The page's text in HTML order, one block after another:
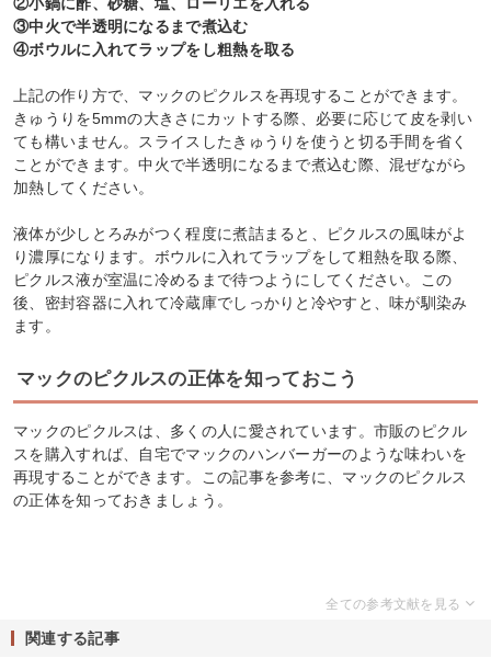
③中火で半透明になるまで煮込む
④ボウルに入れてラップをし粗熱を取る
上記の作り方で、マックのピクルスを再現することができます。
きゅうりを5mmの大きさにカットする際、必要に応じて皮を剥い
ても構いません。スライスしたきゅうりを使うと切る手間を省く
ことができます。中火で半透明になるまで煮込む際、混ぜながら
加熱してください。
液体が少しとろみがつく程度に煮詰まると、ピクルスの風味がよ
り濃厚になります。ボウルに入れてラップをして粗熱を取る際、
ピクルス液が室温に冷めるまで待つようにしてください。この
後、密封容器に入れて冷蔵庫でしっかりと冷やすと、味が馴染み
ます。
マックのピクルスの正体を知っておこう
マックのピクルスは、多くの人に愛されています。市販のピクル
スを購入すれば、自宅でマックのハンバーガーのような味わいを
再現することができます。この記事を参考に、マックのピクルス
の正体を知っておきましょう。
関連する記事